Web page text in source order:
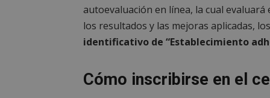
autoevaluación en línea, la cual
los resultados y las mejoras aplicadas,
identificativo de “Establecimiento
Cómo inscribirse en el
__cf_bm